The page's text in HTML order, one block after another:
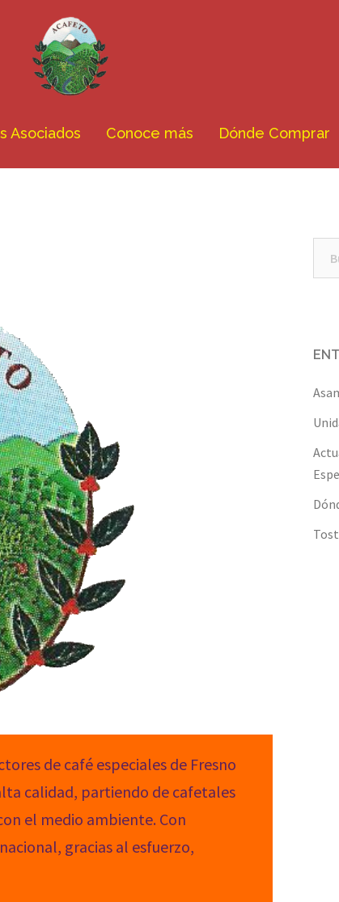
Asociados Conoce más Dónde Comprar
de café especiales de Fresno
calidad, partiendo de cafetales
el medio ambiente. Con
gracias al esfuerzo,